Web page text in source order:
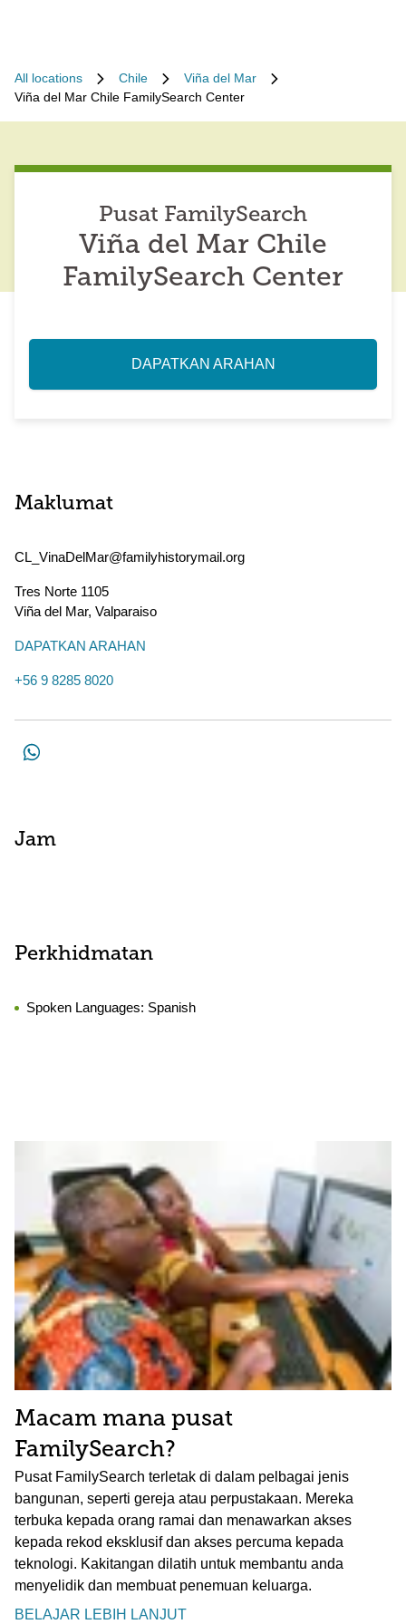
All locations Chile
Viña del Mar
Viña del Mar Chile FamilySearch Center
Pusat FamilySearch
Viña del Mar Chile
FamilySearch Center
DAPATKAN ARAHAN
Maklumat
CL_VinaDelMar@familyhistorymail.org
Tres Norte 1105
Viña del Mar, Valparaiso
DAPATKAN ARAHAN
+56 9 8285 8020
Jam
Perkhidmatan
Spoken Languages: Spanish
Macam mana pusat
FamilySearch?
Pusat FamilySearch terletak di dalam pelbagai jenis
bangunan, seperti gereja atau perpustakaan. Mereka
terbuka kepada orang ramai dan menawarkan akses
kepada rekod eksklusif dan akses percuma kepada
teknologi. Kakitangan dilatih untuk membantu anda
menyelidik dan membuat penemuan keluarga.
BELAJAR LEBIH LANJUT